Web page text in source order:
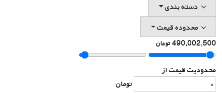
دسته بندی
محدوده قیمت
490,002,500تومان
محدودیت قیمت از
تومان